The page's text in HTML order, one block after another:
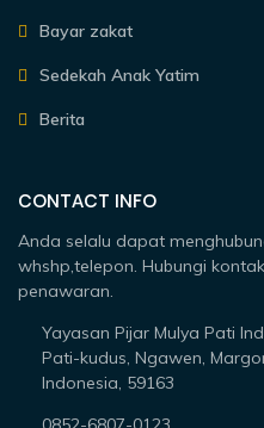
Bayar zakat
Sedekah Anak Yatim
Berita
CONTACT INFO
Anda selalu dapat
whshp,telepon. Hubungi
penawaran.
Yayasan Pijar Mulya Pati
Pati-kudus, Ngawen,
Indonesia, 59163